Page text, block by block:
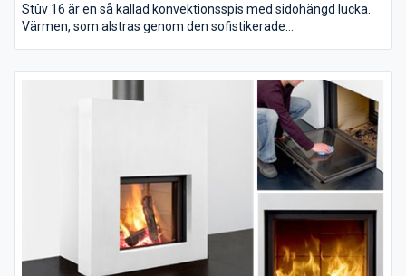
Stûv 16 är en så kallad konvektionsspis med sidohängd lucka.
Värmen, som alstras genom den sofistikerade
dörröppning när man ska lägga in mer ved. Lucköppningen och
reglaget för justering av förbränningen är snyggt dolda i
fronten på luckan. Kaminen fungerar dock inte som öppen spis.